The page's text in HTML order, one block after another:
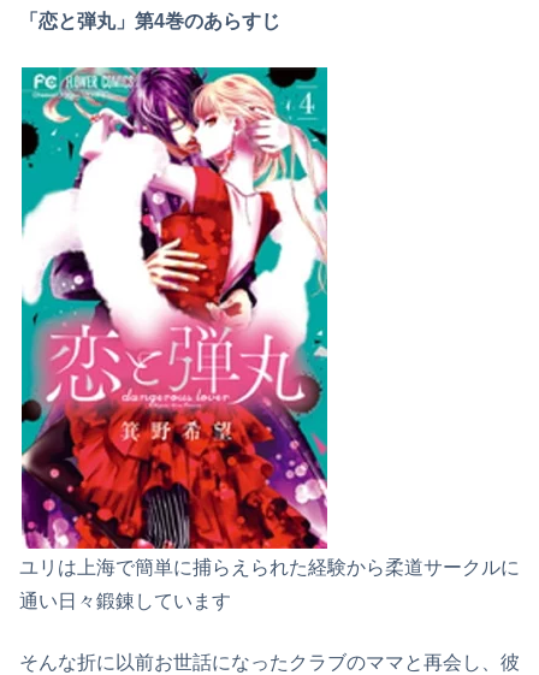
「恋と弾丸」第4巻のあらすじ
ユリは上海で簡単に捕らえられた経験から柔道サークルに
通い日々鍛錬しています
そんな折に以前お世話になったクラブのママと再会し、彼